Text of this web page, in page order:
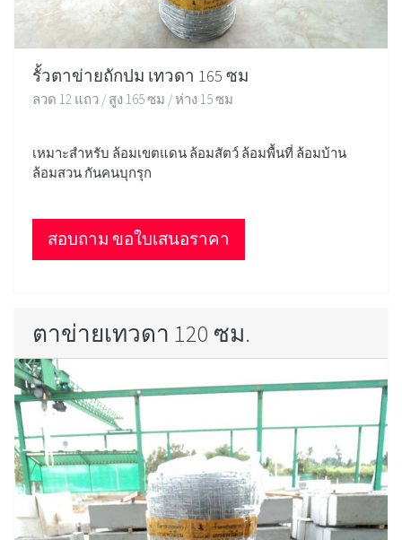
รั้วตาข่ายถักปม เทวดา 165 ซม
ลวด 12 แถว / สูง 165 ซม / ห่าง 15 ซม
เหมาะสำหรับ ล้อมเขตแดน ล้อมสัตว์ ล้อมพื้นที่ ล้อมบ้าน
ล้อมสวน กันคนบุกรุก
สอบถาม ขอใบเสนอราคา
ตาข่ายเทวดา 120 ซม.